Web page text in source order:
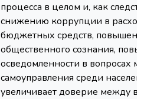
процесса в целом и, как
снижению коррупции в
бюджетных средств,
общественного сознания,
осведомленности в вопросах
самоуправления среди
увеличивает доверие между